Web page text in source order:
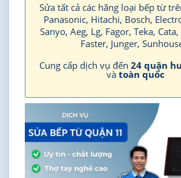
Sửa tất cả các hãng loại bếp từ
Panasonic, Hitachi, Bosch,
Sanyo, Aeg, Lg, Fagor, Teka,
Faster, Junger,
Cung cấp dịch vụ đến 24 quận
và toàn quốc